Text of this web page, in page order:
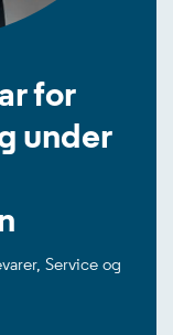
for
under
Service og